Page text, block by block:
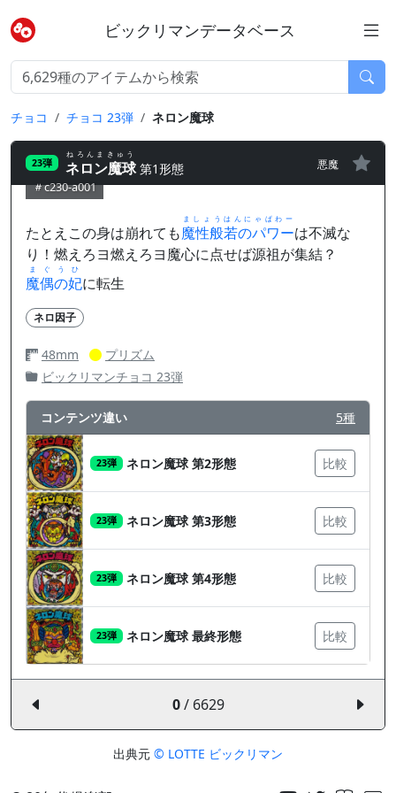
ビックリマンデータベース
チョコ チョコ 23弾 ネロン魔球
23弾 ネロン魔球
ねろんまきゅう
第1形態 悪魔
c230-a001
たとえこの身は崩れても魔性般若のパワー
ましょうはんにゃぱわー
は不滅な
り！燃えろヨ燃えろヨ魔心に点せば源祖が集結？
魔偶の妃
まぐうひ
に転生
ネロ因子
48mm
プリズム
ビックリマンチョコ 23弾
コンテンツ違い 5種
23弾 ネロン魔球 第2形態 比較
23弾 ネロン魔球 第3形態 比較
23弾 ネロン魔球 第4形態 比較
23弾 ネロン魔球 最終形態 比較
0/ 6629
出典元 © LOTTE ビックリマン